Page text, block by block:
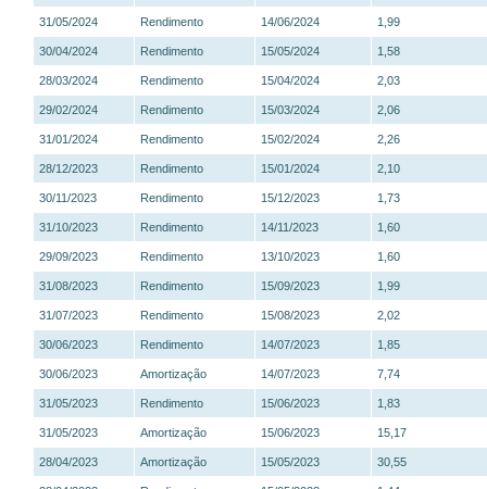
31/05/2024 Rendimento 14/06/2024 1,99
30/04/2024 Rendimento 15/05/2024 1,58
28/03/2024 Rendimento 15/04/2024 2,03
29/02/2024 Rendimento 15/03/2024 2,06
31/01/2024 Rendimento 15/02/2024 2,26
28/12/2023 Rendimento 15/01/2024 2,10
30/11/2023 Rendimento 15/12/2023 1,73
31/10/2023 Rendimento 14/11/2023 1,60
29/09/2023 Rendimento 13/10/2023 1,60
31/08/2023 Rendimento 15/09/2023 1,99
31/07/2023 Rendimento 15/08/2023 2,02
30/06/2023 Rendimento 14/07/2023 1,85
30/06/2023 Amortização 14/07/2023 7,74
31/05/2023 Rendimento 15/06/2023 1,83
31/05/2023 Amortização 15/06/2023 15,17
28/04/2023 Amortização 15/05/2023 30,55